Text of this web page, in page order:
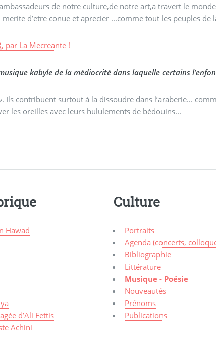
de notre culture,de notre art,a travert le
d’etre conue et aprecier ...comme tout les peuples de
, par La Mecreante !
kabyle de la médiocrité dans laquelle certains
. Ils contribuent surtout à la dissoudre dans l’araberie...
les oreilles avec leurs hululements de bédouins...
Hawad
d’Ali Fettis
Achini
Culture
Portraits
Agenda (concerts,
Bibliographie
Littérature
Musique - Poésie
Nouveautés
Prénoms
Publications